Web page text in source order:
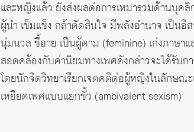
และหญิงแล้ว ยังส่งผลต่อการเหมารวมด้านบุค
ผู้นำ เข็มแข็ง กล้าตัดสินใจ มีพลังอำนาจ เป็น
นุ่มนวล ขี้อาย เป็นผู้ตาม (feminine) เก่งภาษ
สอดคล้องกับค่านิยมทางเพศดังกล่าวจะได้รับ
โดยนักจิตวิทยาเรียกเจตคติต่อผู้หญิงในลักษณ
เหยียดเพศแบบแยกขั้ว (ambivalent sexism)